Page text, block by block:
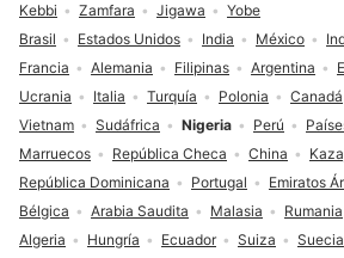
Brasil Estados Unidos India México
Francia
Alemania Filipinas Argentina
Ucrania
Italia Turquía Polonia Canadá
Vietnam
Sudáfrica Nigeria Perú
Marruecos
República Checa China
República Dominicana
Portugal Emiratos
Bélgica
Arabia Saudita Malasia Rumania
Algeria
Hungría Ecuador Suiza Suecia
Kebbi
Zamfara Jigawa Yobe